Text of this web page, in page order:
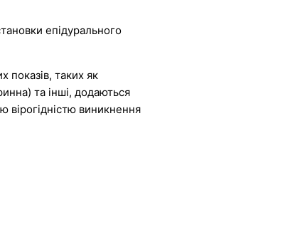
епідурального
показів, таких як
та інші, додаються
вірогідністю виникнення